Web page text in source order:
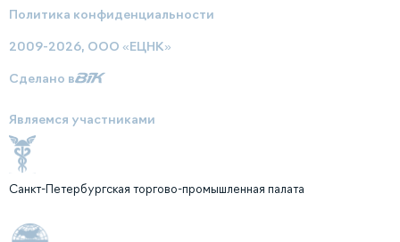
Политика конфиденциальности
2009-2026, ООО «ЕЦНК»
Сделано в
Являемся участниками
Санкт-Петербургская торгово-промышленная палата